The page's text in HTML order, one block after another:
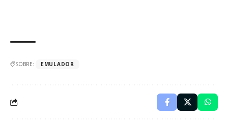
SOBRE: EMULADOR